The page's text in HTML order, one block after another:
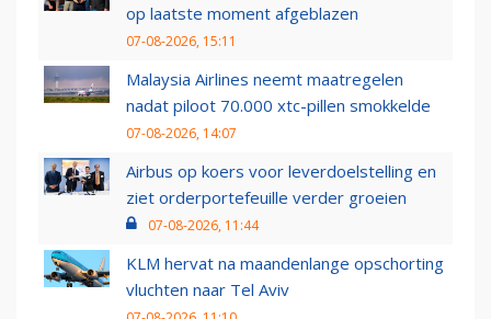
op laatste moment afgeblazen
07-08-2026, 15:11
Malaysia Airlines neemt maatregelen
nadat piloot 70.000 xtc-pillen smokkelde
07-08-2026, 14:07
Airbus op koers voor leverdoelstelling en
ziet orderportefeuille verder groeien
07-08-2026, 11:44
KLM hervat na maandenlange opschorting
vluchten naar Tel Aviv